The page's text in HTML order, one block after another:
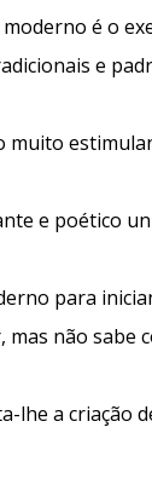
é o
e
muito
e poético
para
não sabe
lhe a criação